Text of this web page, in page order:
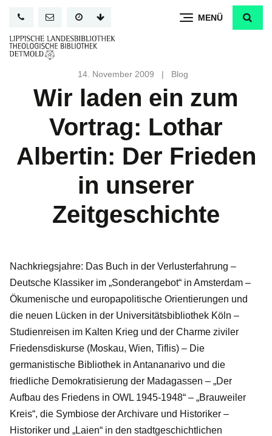
Inhalt
MENÜ
14. November 2009 | Blog
Wir laden ein zum
Vortrag: Lothar
Albertin: Der Frieden
in unserer
Zeitgeschichte
Nachkriegsjahre: Das Buch in der Verlusterfahrung –
Deutsche Klassiker im „Sonderangebot“ in Amsterdam –
Ökumenische und europapolitische Orientierungen und
die neuen Lücken in der Universitätsbibliothek Köln –
Studienreisen im Kalten Krieg und der Charme ziviler
Friedensdiskurse (Moskau, Wien, Tiflis) – Die
germanistische Bibliothek in Antananarivo und die
friedliche Demokratisierung der Madagassen – „Der
Aufbau des Friedens in OWL 1945-1948“ – „Brauweiler
Kreis“, die Symbiose der Archivare und Historiker –
Historiker und „Laien“ in den stadtgeschichtlichen